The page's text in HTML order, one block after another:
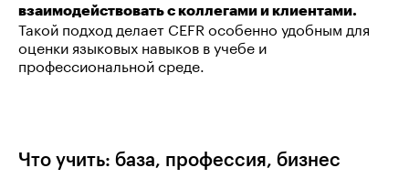
взаимодействовать с коллегами и клиентами.
Такой подход делает CEFR особенно удобным для
оценки языковых навыков в учебе и
профессиональной среде.
Что учить: база, профессия, бизнес